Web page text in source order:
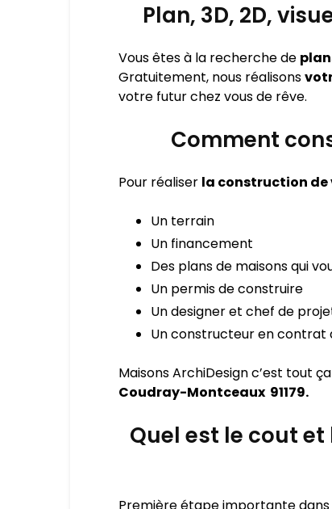
Plan, 3D, 2D,
Vous êtes à la recherche de
Gratuitement, nous réalisons
votre futur chez vous de rêve.
Comment
Pour réaliser la construction de
Un terrain
Un financement
Des plans de maisons qui
Un permis de construire
Un designer et chef de
Un constructeur en contrat
Maisons ArchiDesign c’est tout
Coudray-Montceaux 91179.
Quel est le cout